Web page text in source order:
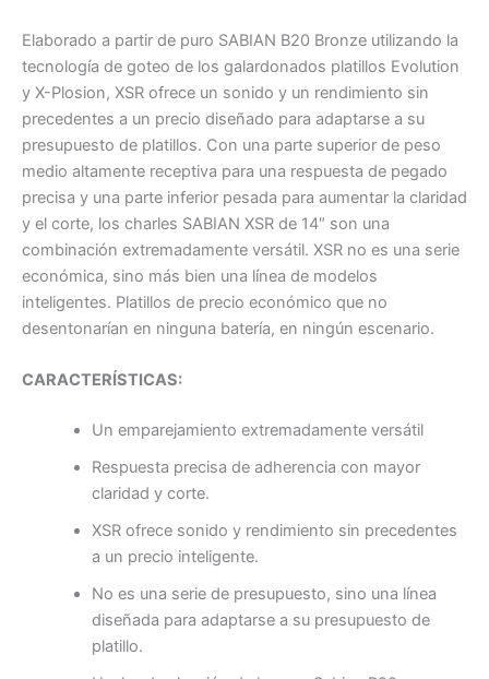
Elaborado a partir de puro SABIAN B20 Bronze utilizando la
tecnología de goteo de los galardonados platillos Evolution
y X-Plosion, XSR ofrece un sonido y un rendimiento sin
precedentes a un precio diseñado para adaptarse a su
presupuesto de platillos. Con una parte superior de peso
medio altamente receptiva para una respuesta de pegado
precisa y una parte inferior pesada para aumentar la claridad
y el corte, los charles SABIAN XSR de 14″ son una
combinación extremadamente versátil. XSR no es una serie
económica, sino más bien una línea de modelos
inteligentes. Platillos de precio económico que no
desentonarían en ninguna batería, en ningún escenario.
CARACTERÍSTICAS:
Un emparejamiento extremadamente versátil
Respuesta precisa de adherencia con mayor
claridad y corte.
XSR ofrece sonido y rendimiento sin precedentes
a un precio inteligente.
No es una serie de presupuesto, sino una línea
diseñada para adaptarse a su presupuesto de
platillo.